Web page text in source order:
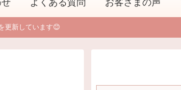
よくある質問 お客さまの声
更新しています😊